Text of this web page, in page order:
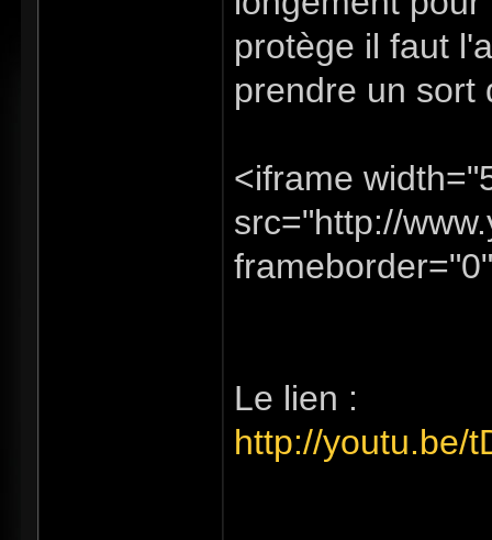
protège il faut
prendre un sort
<iframe
src="http://
Le lien :
http://youtu.be/